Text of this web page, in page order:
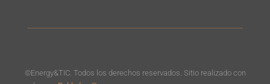
©Energy&TIC. Todos los derechos reservados. Sitio realizado con